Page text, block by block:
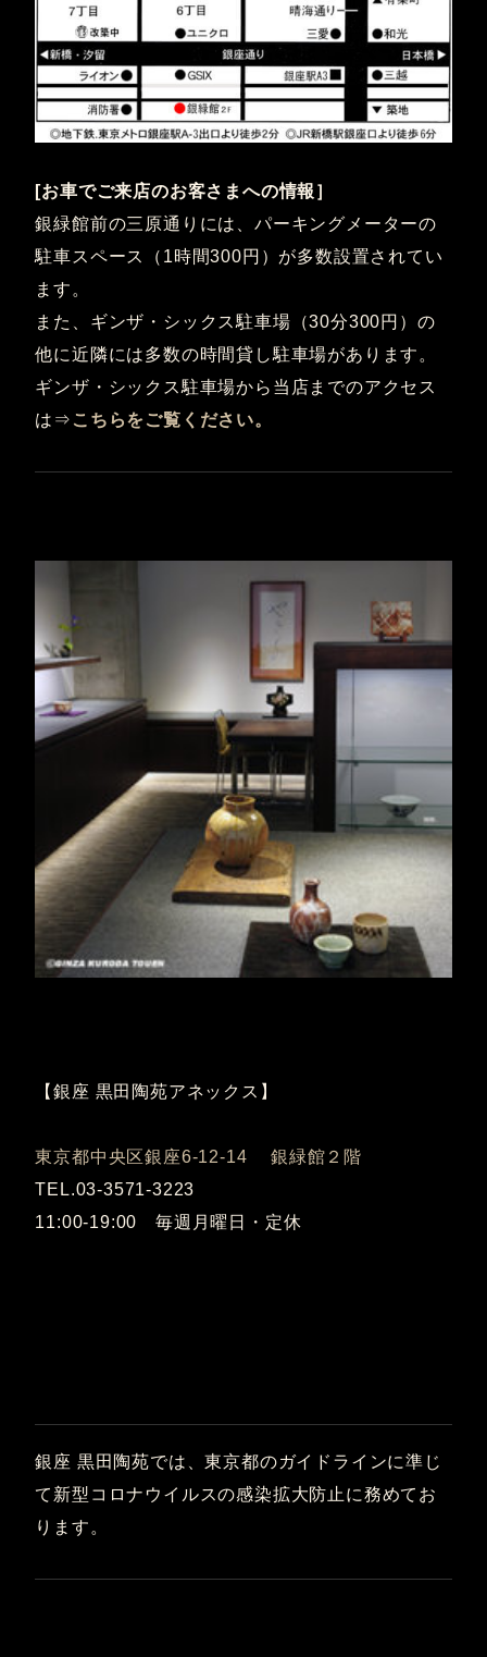
[お車でご来店のお客さまへの情報］
銀緑館前の三原通りには、パーキングメーターの
駐車スペース（1時間300円）が多数設置されてい
ます。
また、ギンザ・シックス駐車場（30分300円）の
他に近隣には多数の時間貸し駐車場があります。
ギンザ・シックス駐車場から当店までのアクセス
は⇒ こちらをご覧ください。
【銀座 黒田陶苑アネックス】
東京都中央区銀座6-12-14 銀緑館２階
TEL.03-3571-3223
11:00-19:00 毎週月曜日・定休
銀座 黒田陶苑では、東京都のガイドラインに準じ
て新型コロナウイルスの感染拡大防止に務めてお
ります。